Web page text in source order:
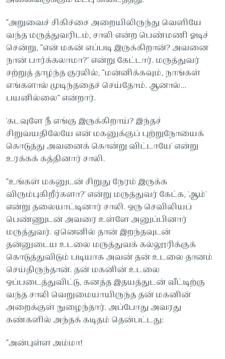
“அறுவைச் சிகிச்சை அறையிலிருந்து வெளியே
வந்த மருத்துவரிடம், சாலி என்ற பெண்மணி ஓடிச்
சென்று, “என் மகன் எப்படி இருக்கிறான்? அவனை
நான் பார்க்கலாமா?" என்று கேட்டார். மருத்துவர்
சற்றுத் தாழ்ந்த குரலில், “மன்னிக்கவும், நாங்கள்
எங்களால் முடிந்ததைச் செய்தோம். ஆனால்...
பயனில்லை” என்றார்.
'கடவுளே நீ எங்கு இருக்கிறாய்? இந்தச்
சிறுவயதிலேயே என் மகனுக்குப் புற்றுநோயைக்
கொடுத்து அவனைக் கொன்று விட்டாயே' என்று
உரக்கக் கத்தினார் சாலி.
“உங்கள் மகனுடன் சிறுது நேரம் இருக்க
விரும்புகிறீர்களா?' என்று மருத்துவர் கேட்க, 'ஆம்'
என்று தலையாட்டினார் சாலி. ஒரு செவிலியப்
பெண்ணுடன் அவரை உள்ளே அனுப்பினார்
மருத்துவர். ஏனெனில் தான் இறந்தவுடன்
தன்னுடைய உடலை மருத்துவக் கல்லூரிக்குக்
கொடுத்துவிடும் படியாக அவன் தன் உடலை தானம்
செய்திருந்தான். தன் மகனின் உடலை
ஒப்படைத்துவிட்டு, கனத்த இதயத்துடன் வீட்டிற்கு
வந்த சாலி வெறுமையாயிருந்த தன் மகனின்
அறைக்குள் நுழைந்தார். அப்போது அவரது
கண்களில் அந்தக் கடிதம் தென்பட்டது:
“அன்புள்ள அம்மா!